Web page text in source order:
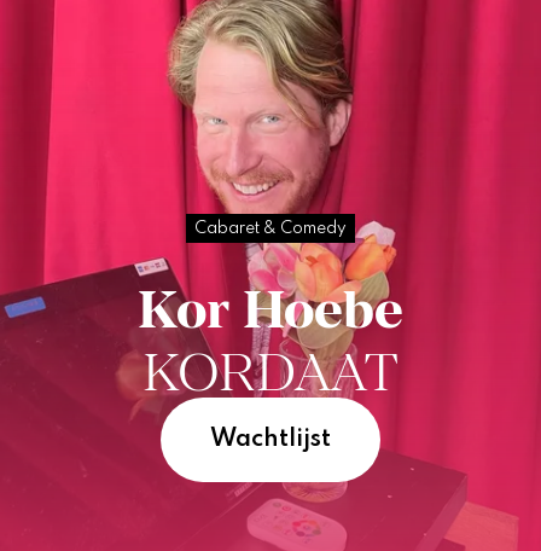
Cabaret & Comedy
Kor Hoebe
KORDAAT
Wachtlijst